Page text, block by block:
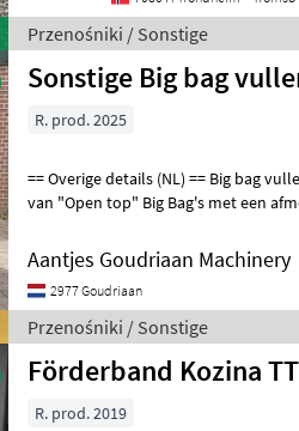
Przenośniki / Sonstige
Sonstige Big bag
R. prod. 2025
== Overige details (NL) == Big bag vuller • Ontworpen voor het vullen
van "Open top" Big Bag's met een
Aantjes Goudriaan Machinery
2977 Goudriaan
Przenośniki / Sonstige
Förderband Kozina
R. prod. 2019